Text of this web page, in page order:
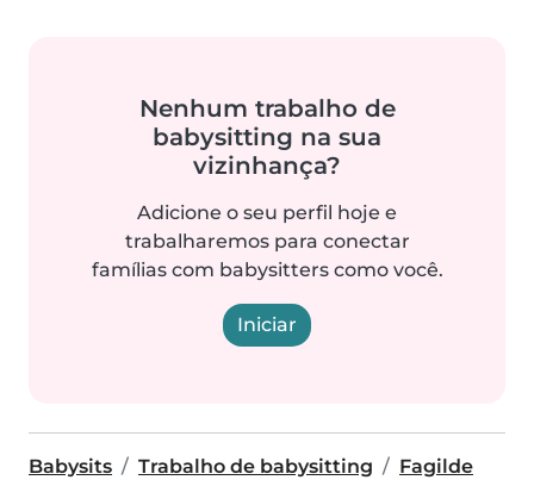
Nenhum trabalho de
babysitting na sua
vizinhança?
Adicione o seu perfil hoje e
trabalharemos para conectar
famílias com babysitters como você.
Iniciar
Babysits Trabalho de babysitting Fagilde